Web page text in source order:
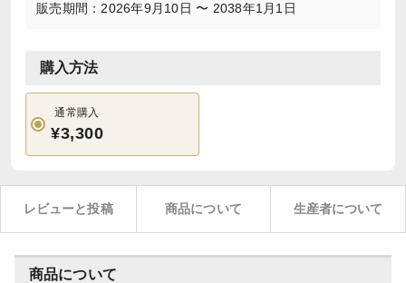
販売期間：2026年9月10日 〜 2038年1月1日
購入方法
通常購入
¥3,300
レビューと投稿 商品について 生産者について
商品について